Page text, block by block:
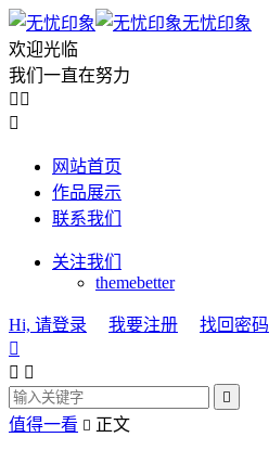
无忧印象
欢迎光临
我们一直在努力
 

网站首页
作品展示
联系我们
关注我们
themebetter
Hi, 请登录 我要注册
找回密码

 

值得一看  正文